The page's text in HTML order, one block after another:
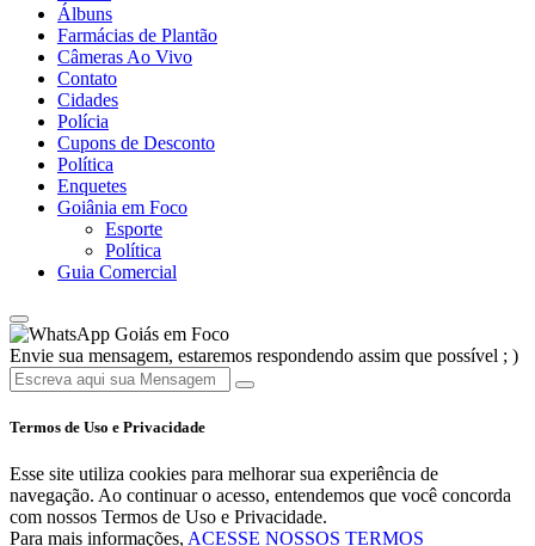
Álbuns
Farmácias de Plantão
Câmeras Ao Vivo
Contato
Cidades
Polícia
Cupons de Desconto
Política
Enquetes
Goiânia em Foco
Esporte
Política
Guia Comercial
Goiás em Foco
Envie sua mensagem, estaremos respondendo assim que possível ; )
Termos de Uso e Privacidade
Esse site utiliza cookies para melhorar sua experiência de
navegação. Ao continuar o acesso, entendemos que você concorda
com nossos Termos de Uso e Privacidade.
Para mais informações, ACESSE NOSSOS TERMOS